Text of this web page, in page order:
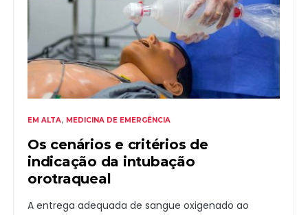
EM ALTA MEDICINA DE EMERGÊNCIA
Os cenários e critérios de
indicação da intubação
orotraqueal
A entrega adequada de sangue oxigenado ao